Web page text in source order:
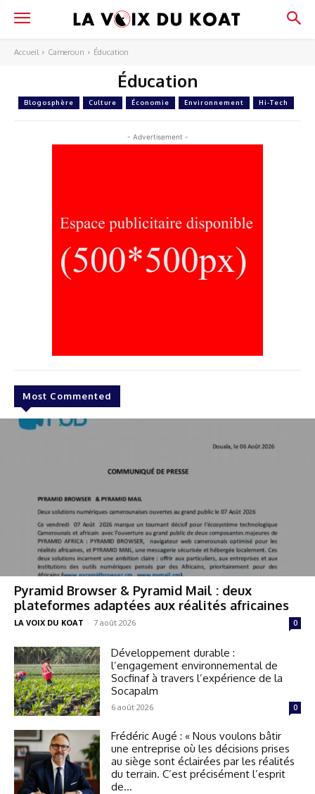
Accueil Cameroun Éducation
Éducation
Blogosphère Culture Économie Environnement Hi-Tech
- Advertisement -
Most Commented
Pyramid Browser & Pyramid Mail : deux
plateformes adaptées aux réalités africaines
LA VOIX DU KOAT - 7 août 2026 0
Développement durable :
l’engagement environnemental de
Socfinaf à travers l’expérience de la
Socapalm
6 août 2026 0
Frédéric Augé : « Nous voulons bâtir
une entreprise où les décisions prises
au siège sont éclairées par les réalités
du terrain. C’est précisément l’esprit
de...